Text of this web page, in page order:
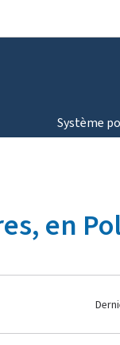
Système
en